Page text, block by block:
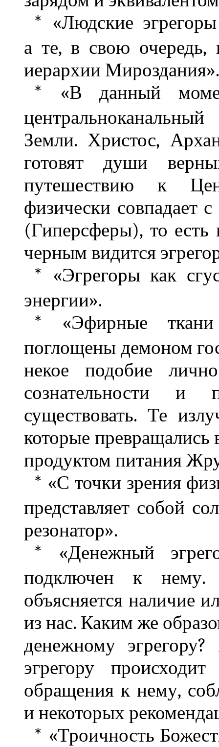
*
«Людские
а те, в свою
иерархии Мироздания».
*
«В данный
Земли. Христос,
готовят души
путешествию к
физически совпадает
(Гиперсферы), то
черным видится
*
«Эгрегоры как
энергии».
*
«Эфирные ткани
поглощены демоном
некое подобие
сознательности и
существовать. Те
которые превращались
продуктом питания
* «С точки зрения
представляет собой
резонатор».
*
«Денежный
подключен к нему.
объясняется наличие
из нас. Каким же
денежному
эгрегору
обращения к нему,
и некоторых
* «Троичность